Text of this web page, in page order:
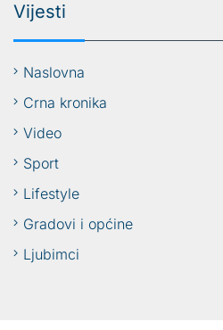
Vijesti
Naslovna
Crna kronika
Video
Sport
Lifestyle
Gradovi i općine
Ljubimci